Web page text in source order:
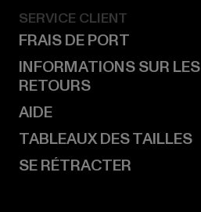
SERVICE CLIENT
FRAIS DE PORT
INFORMATIONS SUR LES
RETOURS
AIDE
TABLEAUX DES TAILLES
SE RÉTRACTER